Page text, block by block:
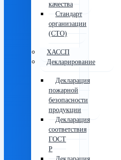
качества
Стандарт
организации
(СТО)
ХАССП
Декларирование
Декларация
пожарной
безопасности
продукции
Декларация
соответствия
ГОСТ
Р